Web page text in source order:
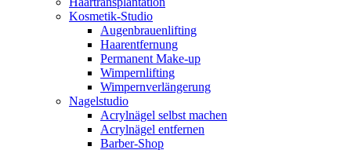
Kosmetik-Studio
Augenbrauenlifting
Haarentfernung
Permanent Make-up
Wimpernlifting
Wimpernverlängerung
Nagelstudio
Acrylnägel selbst machen
Acrylnägel entfernen
Barber-Shop